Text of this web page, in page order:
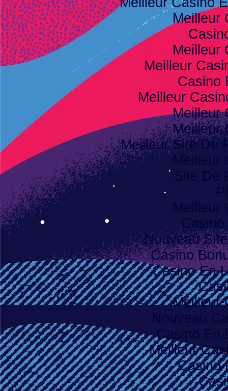
Meilleur
Meilleur
Meilleur
Casino
Meilleur
Meilleur
Meilleur
Meilleur Site De
Nouveau
Casino
Casino En
Meilleur
Casino En
Meilleur
Casino